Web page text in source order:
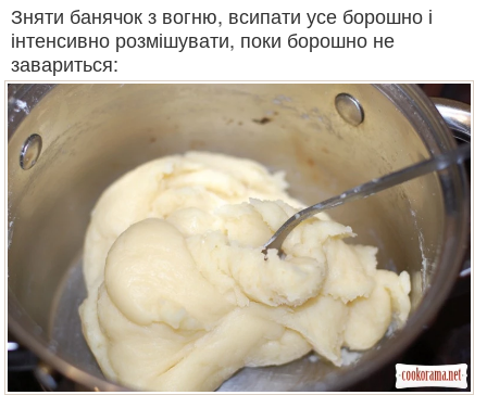
Зняти банячок з вогню, всипати усе борошно і
інтенсивно розмішувати, поки борошно не
завариться: